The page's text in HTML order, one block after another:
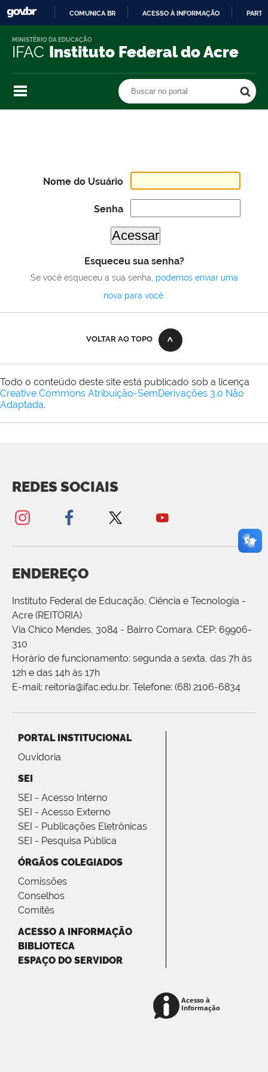
O
COMUNICA BR ACESSO À INFORMAÇÃO
IFAC Instituto Federal do Acre
MINISTÉRIO DA EDUCAÇÃO
Buscar no portal
Nome do Usuário
Senha
Esqueceu sua senha?
Se você esqueceu a sua senha, podemos enviar uma
nova para você.
VOLTAR AO TOPO
Todo o conteúdo deste site está publicado sob a licença
Creative Commons Atribuição-SemDerivações 3.0 Não
Adaptada.
REDES SOCIAIS
ENDEREÇO
Instituto Federal de Educação, Ciência e Tecnologia -
Acre (REITORIA)
Via Chico Mendes, 3084 - Bairro Comara. CEP: 69906-
310
Horário de funcionamento: segunda a sexta, das 7h às
12h e das 14h às 17h
E-mail: reitoria@ifac.edu.br. Telefone: (68) 2106-6834
PORTAL INSTITUCIONAL
Ouvidoria
SEI
SEI - Acesso Interno
SEI - Acesso Externo
SEI - Publicações Eletrônicas
SEI - Pesquisa Pública
ÓRGÃOS COLEGIADOS
Comissões
Conselhos
Comitês
ACESSO A INFORMAÇÃO
BIBLIOTECA
ESPAÇO DO SERVIDOR